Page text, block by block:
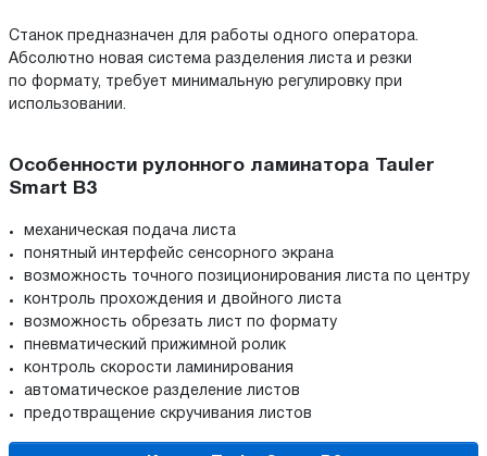
Станок предназначен для работы одного оператора.
Абсолютно новая система разделения листа и резки
по формату, требует минимальную регулировку при
использовании.
Особенности рулонного ламинатора Tauler
Smart B3
механическая подача листа
понятный интерфейс сенсорного экрана
возможность точного позиционирования листа по центру
контроль прохождения и двойного листа
возможность обрезать лист по формату
пневматический прижимной ролик
контроль скорости ламинирования
автоматическое разделение листов
предотвращение скручивания листов